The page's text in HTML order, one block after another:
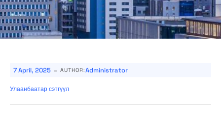
7 April, 2025 - AUTHOR:Administrator
Улаанбаатар сэтгүүл